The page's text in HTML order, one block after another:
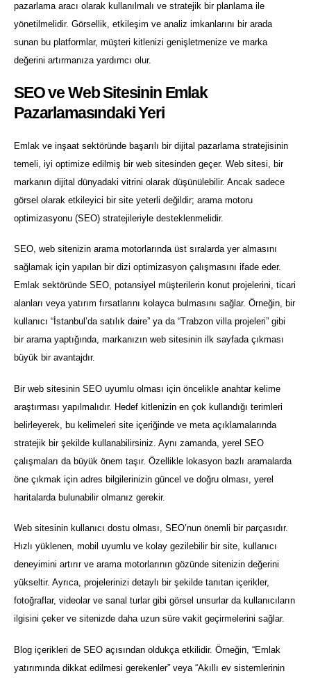
pazarlama aracı olarak kullanılmalı ve stratejik bir planlama ile
yönetilmelidir. Görsellik, etkileşim ve analiz imkanlarını bir arada
sunan bu platformlar, müşteri kitlenizi genişletmenize ve marka
değerini artırmanıza yardımcı olur.
SEO ve Web Sitesinin Emlak
Pazarlamasındaki Yeri
Emlak ve inşaat sektöründe başarılı bir dijital pazarlama stratejisinin
temeli, iyi optimize edilmiş bir web sitesinden geçer. Web sitesi, bir
markanın dijital dünyadaki vitrini olarak düşünülebilir. Ancak sadece
görsel olarak etkileyici bir site yeterli değildir; arama motoru
optimizasyonu (SEO) stratejileriyle desteklenmelidir.
SEO, web sitenizin arama motorlarında üst sıralarda yer almasını
sağlamak için yapılan bir dizi optimizasyon çalışmasını ifade eder.
Emlak sektöründe SEO, potansiyel müşterilerin konut projelerini, ticari
alanları veya yatırım fırsatlarını kolayca bulmasını sağlar. Örneğin, bir
kullanıcı “İstanbul’da satılık daire” ya da “Trabzon villa projeleri” gibi
bir arama yaptığında, markanızın web sitesinin ilk sayfada çıkması
büyük bir avantajdır.
Bir web sitesinin SEO uyumlu olması için öncelikle anahtar kelime
araştırması yapılmalıdır. Hedef kitlenizin en çok kullandığı terimleri
belirleyerek, bu kelimeleri site içeriğinde ve meta açıklamalarında
stratejik bir şekilde kullanabilirsiniz. Aynı zamanda, yerel SEO
çalışmaları da büyük önem taşır. Özellikle lokasyon bazlı aramalarda
öne çıkmak için adres bilgilerinizin güncel ve doğru olması, yerel
haritalarda bulunabilir olmanız gerekir.
Web sitesinin kullanıcı dostu olması, SEO’nun önemli bir parçasıdır.
Hızlı yüklenen, mobil uyumlu ve kolay gezilebilir bir site, kullanıcı
deneyimini artırır ve arama motorlarının gözünde sitenizin değerini
yükseltir. Ayrıca, projelerinizi detaylı bir şekilde tanıtan içerikler,
fotoğraflar, videolar ve sanal turlar gibi görsel unsurlar da kullanıcıların
ilgisini çeker ve sitenizde daha uzun süre vakit geçirmelerini sağlar.
Blog içerikleri de SEO açısından oldukça etkilidir. Örneğin, “Emlak
yatırımında dikkat edilmesi gerekenler” veya “Akıllı ev sistemlerinin